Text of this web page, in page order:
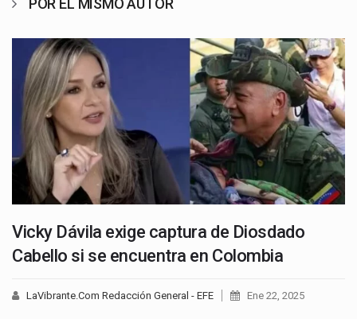
POR EL MISMO AUTOR
Vicky Dávila exige captura de Diosdado
Cabello si se encuentra en Colombia
LaVibrante.Com Redacción General - EFE Ene 22, 2025